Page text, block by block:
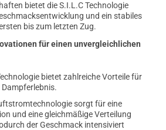
bietet die S.I.L.C Technologie
und ein stabiles
bis zum letzten Zug.
für einen unvergleichlichen
bietet zahlreiche Vorteile für
sorgt für eine
und eine gleichmäßige Verteilung
der Geschmack intensiviert